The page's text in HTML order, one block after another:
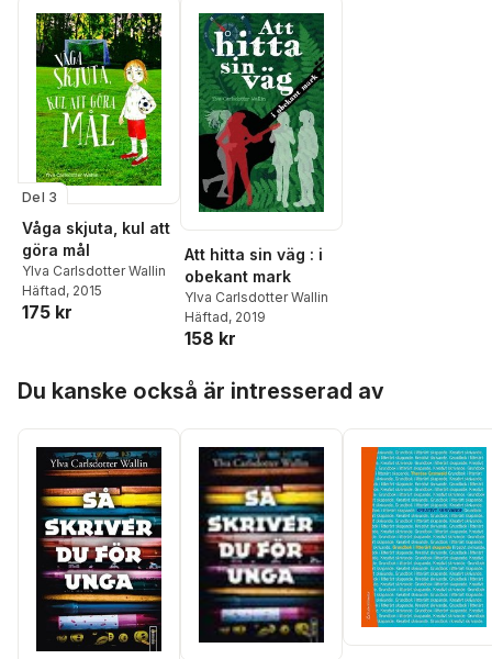
Del 3
Våga skjuta, kul att
göra mål
Ylva Carlsdotter Wallin
Häftad, 2015
175 kr
Att hitta sin väg : i
obekant mark
Ylva Carlsdotter Wallin
Häftad, 2019
158 kr
Du kanske också är intresserad av